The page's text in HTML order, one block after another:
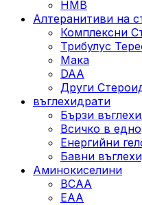
HMB
Алтеранитиви на
Комплексни
Трибулус
Maка
DAA
Други
въглехидрати
Бързи
Всичко в едно
Енергийни
Бавни
Аминокиселини
BCAA
EAA